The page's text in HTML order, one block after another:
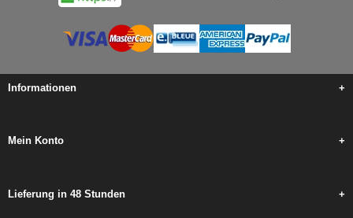
Informationen +
Mein Konto +
Lieferung in 48 Stunden +